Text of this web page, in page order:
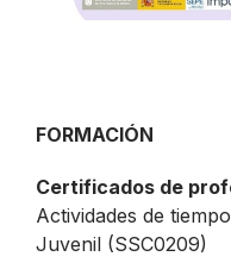
FORMACIÓN
Certificados de
Actividades de
Juvenil (SSC0209)